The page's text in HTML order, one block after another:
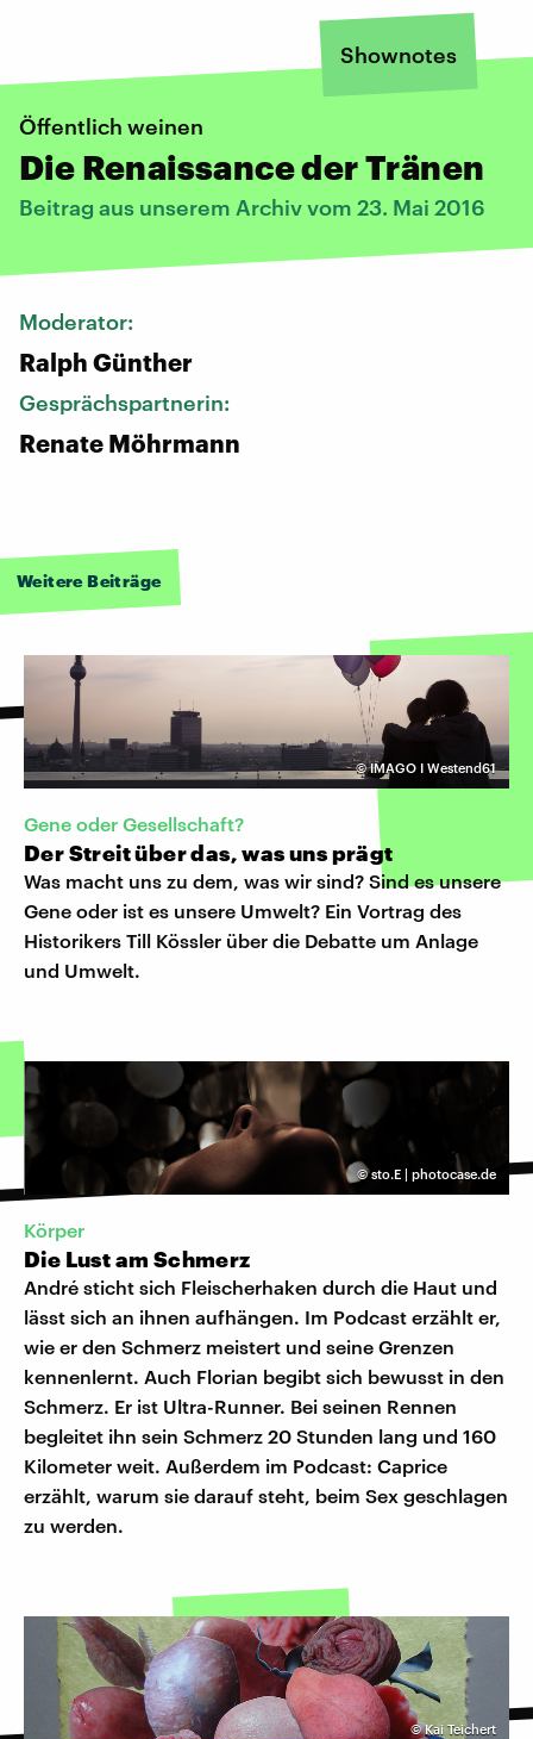
Shownotes
Öffentlich weinen
Die Renaissance der Tränen
Beitrag aus unserem Archiv vom 23. Mai 2016
Moderator:
Ralph Günther
Gesprächspartnerin:
Renate Möhrmann
Weitere Beiträge
©IMAGO I Westend61
Gene oder Gesellschaft?
Der Streit über das, was uns prägt
Was macht uns zu dem, was wir sind? Sind es unsere
Gene oder ist es unsere Umwelt? Ein Vortrag des
Historikers Till Kössler über die Debatte um Anlage
und Umwelt.
©sto.E | photocase.de
Körper
Die Lust am Schmerz
André sticht sich Fleischerhaken durch die Haut und
lässt sich an ihnen aufhängen. Im Podcast erzählt er,
wie er den Schmerz meistert und seine Grenzen
kennenlernt. Auch Florian begibt sich bewusst in den
Schmerz. Er ist Ultra-Runner. Bei seinen Rennen
begleitet ihn sein Schmerz 20 Stunden lang und 160
Kilometer weit. Außerdem im Podcast: Caprice
erzählt, warum sie darauf steht, beim Sex geschlagen
zu werden.
©Kai Teichert